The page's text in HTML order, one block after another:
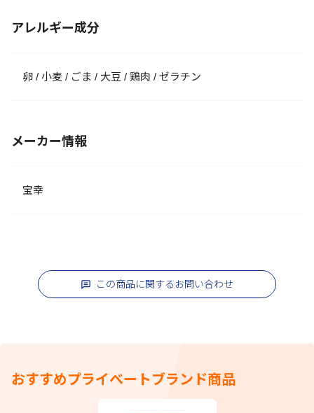
アレルギー成分
卵 / 小麦 / ごま / 大豆 / 鶏肉 / ゼラチン
メーカー情報
宝幸
この商品に関するお問い合わせ
おすすめプライベートブランド商品